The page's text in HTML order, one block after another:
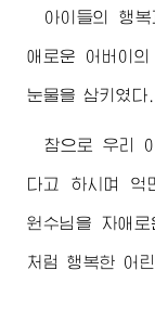
아이들의 행
애로운 어버이 의
눈물을 삼키였다.
참으로 우리
다고 하시며 억
원수님 을 자애로
처럼 행복한 어